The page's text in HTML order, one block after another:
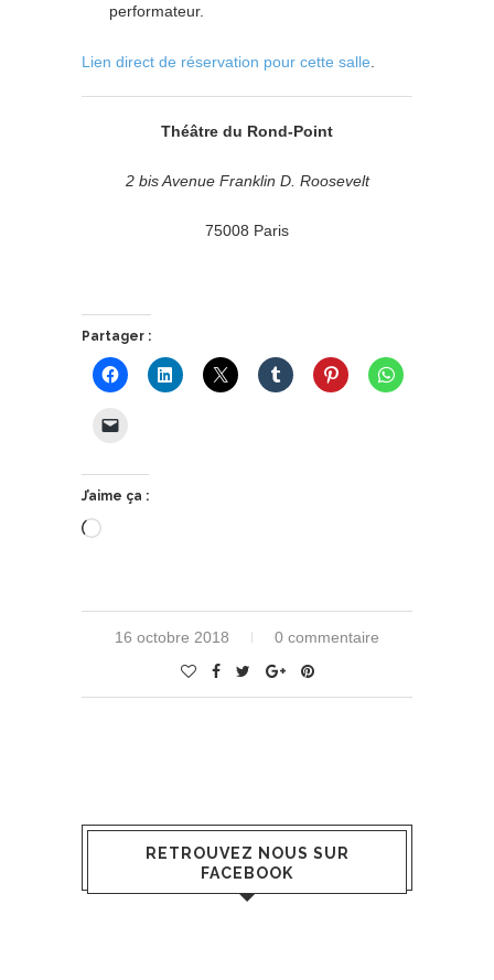
performateur.
Lien direct de réservation pour cette salle
Théâtre du Rond-Point
2 bis Avenue Franklin D. Roosevelt
75008 Paris
Partager :
J’aime ça :
Chargement…
16 octobre 2018 0 commentaire
RETROUVEZ NOUS SUR
FACEBOOK